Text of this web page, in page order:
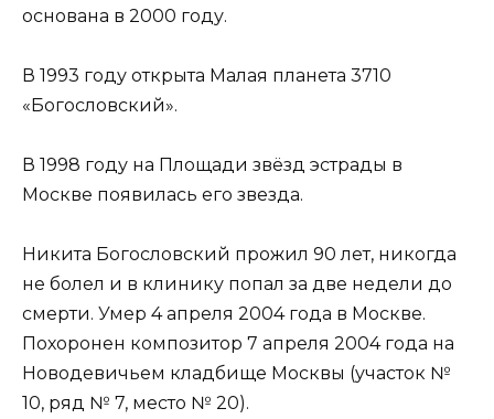
основана в 2000 году.
В 1993 году открыта Малая планета 3710
«Богословский».
В 1998 году на Площади звёзд эстрады в
Москве появилась его звезда.
Никита Богословский прожил 90 лет, никогда
не болел и в клинику попал за две недели до
смерти. Умер 4 апреля 2004 года в Москве.
Похоронен композитор 7 апреля 2004 года на
Новодевичьем кладбище Москвы (участок №
10, ряд № 7, место № 20).